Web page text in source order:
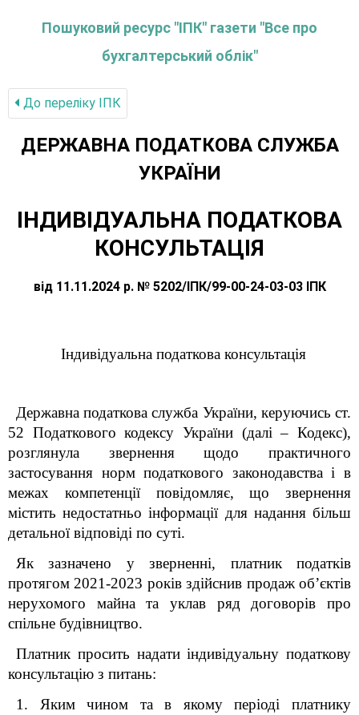
Пошуковий ресурс "ІПК" газети "Все про
бухгалтерський облік"
До переліку IПК
ДЕРЖАВНА ПОДАТКОВА СЛУЖБА
УКРАЇНИ
ІНДИВІДУАЛЬНА ПОДАТКОВА
КОНСУЛЬТАЦІЯ
від 11.11.2024 р. № 5202/ІПК/99-00-24-03-03 ІПК
Індивідуальна податкова консультація
Державна податкова служба України, керуючись ст.
52 Податкового кодексу України (далі – Кодекс),
розглянула звернення щодо практичного
застосування норм податкового законодавства і в
межах компетенції повідомляє, що звернення
містить недостатньо інформації для надання більш
детальної відповіді по суті.
Як зазначено у зверненні, платник податків
протягом 2021-2023 років здійснив продаж об’єктів
нерухомого майна та уклав ряд договорів про
спільне будівництво.
Платник просить надати індивідуальну податкову
консультацію з питань:
1. Яким чином та в якому періоді платнику